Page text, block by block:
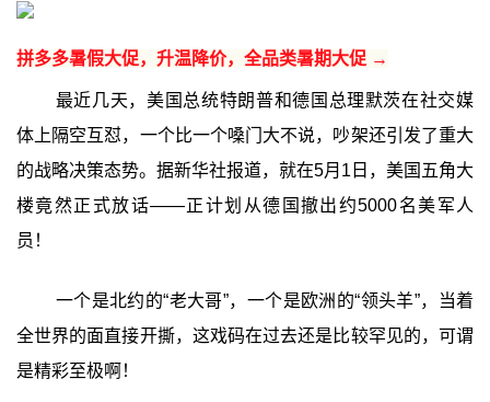
拼多多暑假大促，升温降价，全品类暑期大促 →
最近几天，美国总统特朗普和德国总理默茨在社交媒
体上隔空互怼，一个比一个嗓门大不说，吵架还引发了重大
的战略决策态势。据新华社报道，就在5月1日，美国五角大
楼竟然正式放话——正计划从德国撤出约5000名美军人
员！
一个是北约的“老大哥”，一个是欧洲的“领头羊”，当着
全世界的面直接开撕，这戏码在过去还是比较罕见的，可谓
是精彩至极啊！